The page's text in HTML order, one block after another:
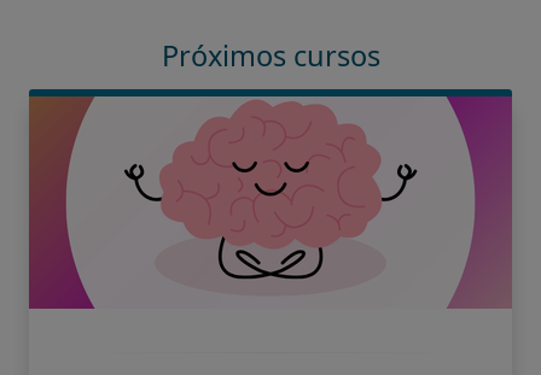
Próximos cursos